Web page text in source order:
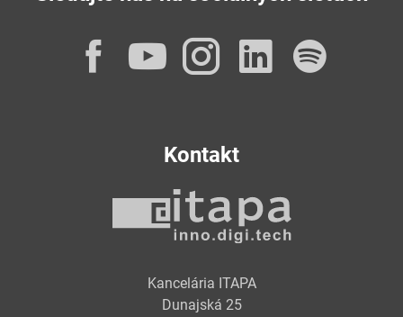
Facebook
YouTube
Instagram
Kontakt
Kancelária ITAPA
Dunajská 25